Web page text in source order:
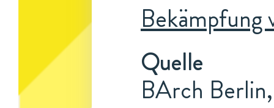
Bekämpfung
Quelle
BArch